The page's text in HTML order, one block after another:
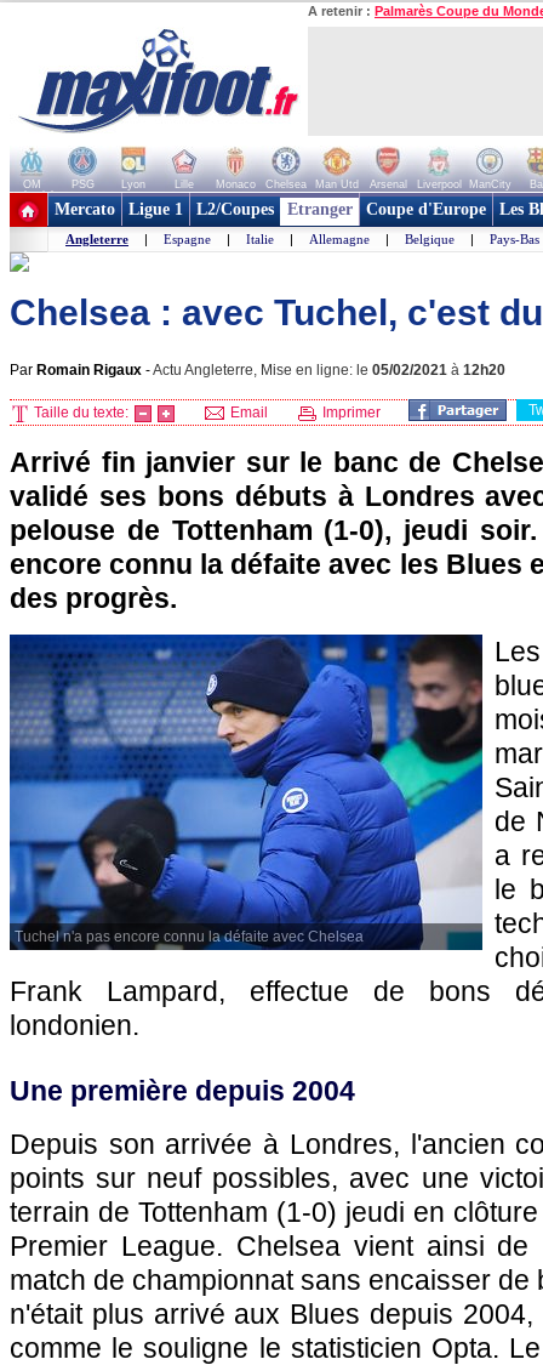
A retenir : Palmarès Coupe du
OM PSG Lyon Lille Monaco Chelsea Man Utd Arsenal Liverpool ManCity
+ de clubs
Mercato Ligue 1 L2/Coupes Etranger Coupe d'Europe Les
Angleterre | Espagne | Italie | Allemagne | Belgique | Pays-Bas
Chelsea : avec Tuchel, c'est
Par Romain Rigaux -Actu Angleterre, Mise en ligne: le 05/02/2021 à 12h20
Taille du texte: Email Imprimer
Arrivé fin janvier sur le banc de
validé ses bons débuts à Londres
pelouse de Tottenham (1-0), jeudi
encore connu la défaite avec les Blues
des progrès.
Tuchel n'a pas encore connu la défaite avec Chelsea
de
a
le
Frank Lampard, effectue de bons
londonien.
Une première depuis 2004
Depuis son arrivée à Londres, l'ancien
points sur neuf possibles, avec une
terrain de Tottenham (1-0) jeudi en
Premier League. Chelsea vient ainsi de
match de championnat sans encaisser de
n'était plus arrivé aux Blues depuis
comme le souligne le statisticien Opta.